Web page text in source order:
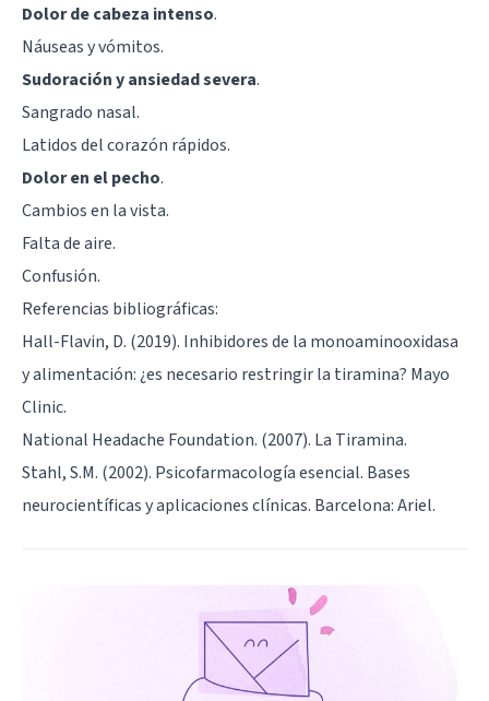
Dolor de cabeza intenso.
Náuseas y vómitos.
Sudoración y ansiedad severa.
Sangrado nasal.
Latidos del corazón rápidos.
Dolor en el pecho.
Cambios en la vista.
Falta de aire.
Confusión.
Referencias bibliográficas:
Hall-Flavin, D. (2019). Inhibidores de la monoaminooxidasa
y alimentación: ¿es necesario restringir la tiramina? Mayo
Clinic.
National Headache Foundation. (2007). La Tiramina.
Stahl, S.M. (2002). Psicofarmacología esencial. Bases
neurocientíficas y aplicaciones clínicas. Barcelona: Ariel.